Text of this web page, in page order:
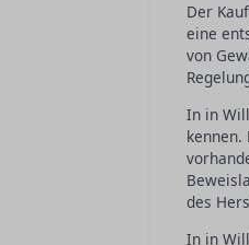
Der
eine
von
In in
des
In in